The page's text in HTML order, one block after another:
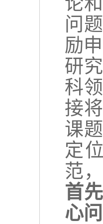
问
励
研
科
接
课
定
范
首
心